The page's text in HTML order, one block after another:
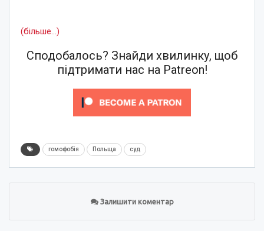
(більше…)
Сподобалось? Знайди хвилинку, щоб
підтримати нас на Patreon!
гомофобія Польща суд
Залишити коментар